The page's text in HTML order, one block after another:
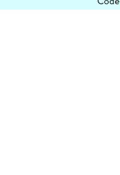
erfahren